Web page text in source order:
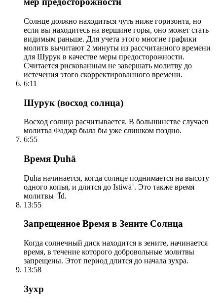
Солнце должно находиться чуть ниже горизонта, но
если вы находитесь на вершине горы, оно может стать
видимым раньше. Для учета этого многие графики
молитв вычитают 2 минуты из рассчитанного времени
для Шурук в качестве меры предосторожности.
Считается рискованным не завершать молитву до
истечения этого скорректированного времени.
6:11
Шурук (восход солнца)
Восход солнца расчитывается. В большинстве случаев
молитва Фаджр была бы уже слишком поздно.
6:55
Время Ḍuhā
Ḍuhā начинается, когда солнце поднимается на высоту
одного копья, и длится до Istiwāʾ. Это также время
молитвы ʿĪd.
13:55
Запрещенное Время в Зените Солнца
Когда солнечный диск находится в зените, начинается
время, в течение которого добровольные молитвы
запрещены. Этот период длится до начала зухра.
13:58
Зухр